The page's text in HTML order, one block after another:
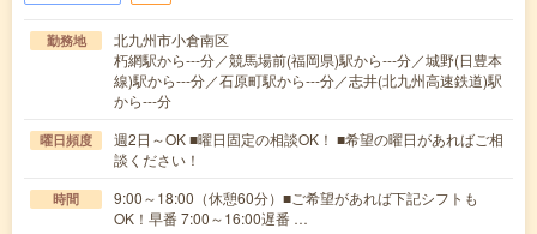
勤務地
北九州市小倉南区
朽網駅から---分／競馬場前(福岡県)駅から---分／城野(日豊本
線)駅から---分／石原町駅から---分／志井(北九州高速鉄道)駅
から---分
曜日頻度
週2日～OK ■曜日固定の相談OK！ ■希望の曜日があればご相
談ください！
時間
9:00～18:00（休憩60分）■ご希望があれば下記シフトも
OK！早番 7:00～16:00遅番 …